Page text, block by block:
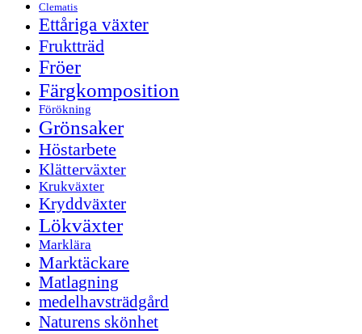
Clematis
Ettåriga växter
Fruktträd
Fröer
Färgkomposition
Förökning
Grönsaker
Höstarbete
Klätterväxter
Krukväxter
Kryddväxter
Lökväxter
Marklära
Marktäckare
Matlagning
medelhavsträdgård
Naturens skönhet